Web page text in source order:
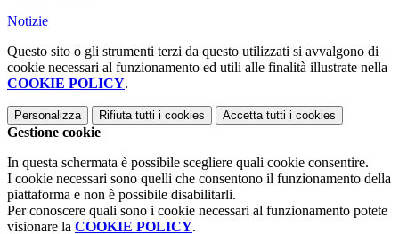
Notizie
Questo sito o gli strumenti terzi da questo utilizzati si avvalgono di
cookie necessari al funzionamento ed utili alle finalità illustrate nella
COOKIE POLICY.
Personalizza Rifiuta tutti i cookies Accetta tutti i cookies
Gestione cookie
In questa schermata è possibile scegliere quali cookie consentire.
I cookie necessari sono quelli che consentono il funzionamento della
piattaforma e non è possibile disabilitarli.
Per conoscere quali sono i cookie necessari al funzionamento potete
visionare la COOKIE POLICY.